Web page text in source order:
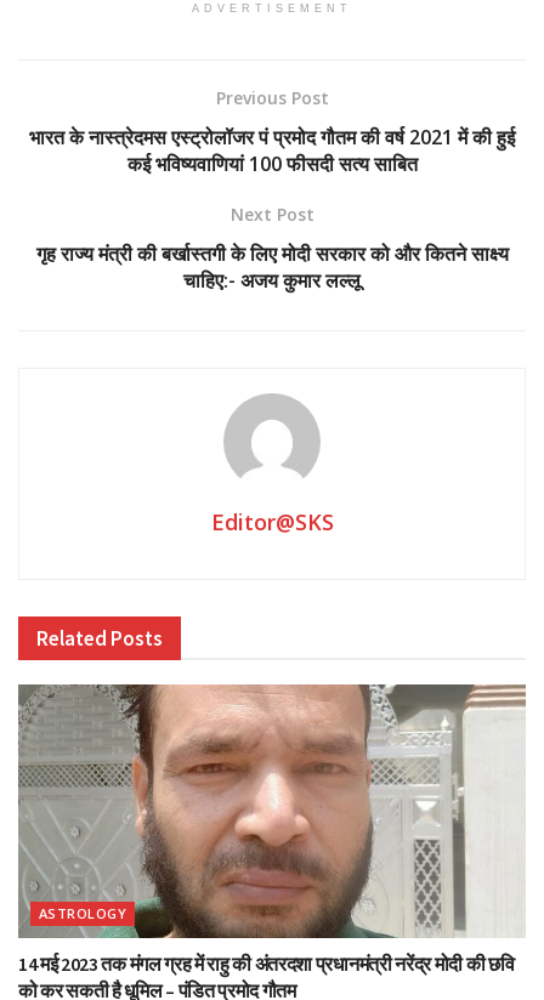
ADVERTISEMENT
Previous Post
भारत के नास्त्रेदमस एस्ट्रोलॉजर पं प्रमोद गौतम की वर्ष 2021 में की हुई
कई भविष्यवाणियां 100 फीसदी सत्य साबित
Next Post
गृह राज्य मंत्री की बर्खास्तगी के लिए मोदी सरकार को और कितने साक्ष्य
चाहिए:- अजय कुमार लल्लू
Editor@SKS
Related Posts
ASTROLOGY
14 मई 2023 तक मंगल ग्रह में राहु की अंतरदशा प्रधानमंत्री नरेंद्र मोदी की छवि
को कर सकती है धूमिल – पंडित प्रमोद गौतम